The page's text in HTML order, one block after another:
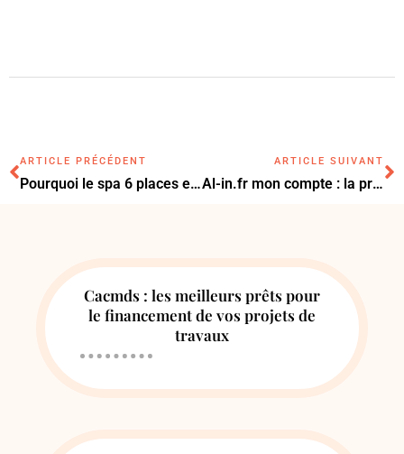
ARTICLE PRÉCÉDENT
Pourquoi le spa 6 places est le modèle le plus vendu pour la maison ?
ARTICLE SUIVANT
Al-in.fr mon compte : la procédure pour suivre votre dossier de logement
Cacmds : les meilleurs prêts pour
le financement de vos projets de
travaux